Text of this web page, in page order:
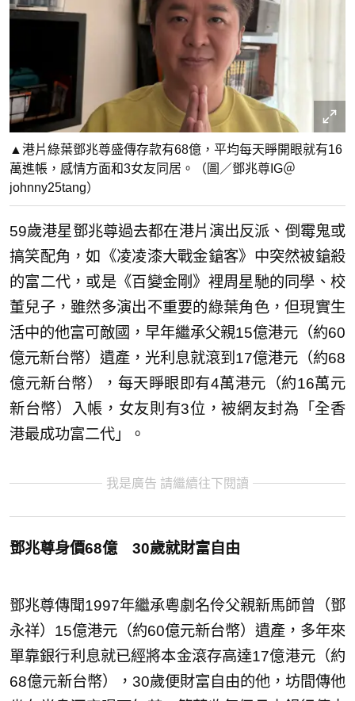
▲港片綠葉鄧兆尊盛傳存款有68億，平均每天睜開眼就有16
萬進帳，感情方面和3女友同居。（圖／鄧兆尊IG＠
johnny25tang）
59歲港星鄧兆尊過去都在港片演出反派、倒霉鬼或
搞笑配角，如《凌凌漆大戰金鎗客》中突然被鎗殺
的富二代，或是《百變金剛》裡周星馳的同學、校
董兒子，雖然多演出不重要的綠葉角色，但現實生
活中的他富可敵國，早年繼承父親15億港元（約60
億元新台幣）遺產，光利息就滾到17億港元（約68
億元新台幣），每天睜眼即有4萬港元（約16萬元
新台幣）入帳，女友則有3位，被網友封為「全香
港最成功富二代」。
我是廣告 請繼續往下閱讀
鄧兆尊身價68億 30歲就財富自由
鄧兆尊傳聞1997年繼承粵劇名伶父親新馬師曾（鄧
永祥）15億港元（約60億元新台幣）遺產，多年來
單靠銀行利息就已經將本金滾存高達17億港元（約
68億元新台幣），30歲便財富自由的他，坊間傳他